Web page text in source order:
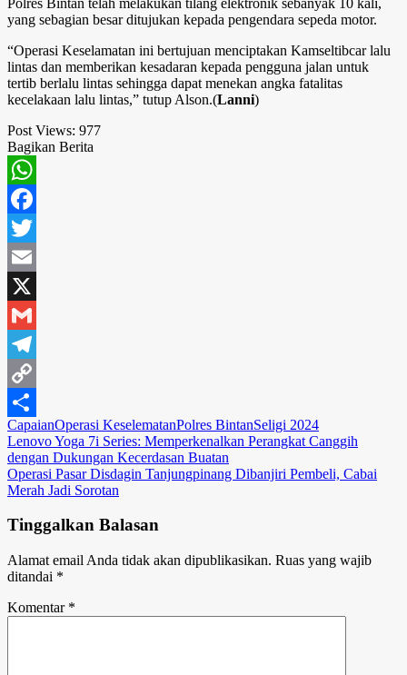
yang sebagian besar ditujukan kepada pengendara sepeda motor.
“Operasi Keselamatan ini bertujuan menciptakan Kamseltibcar lalu
lintas dan memberikan kesadaran kepada pengguna jalan untuk
tertib berlalu lintas sehingga dapat menekan angka fatalitas
kecelakaan lalu lintas,” tutup Alson.(Lanni)
Post Views: 977
Bagikan Berita
WhatsApp
Facebook
Twitter
Email
X
Gmail
Telegram
Copy
Link
Share
CapaianOperasi KeselematanPolres BintanSeligi 2024
Navigasi
pos
Lenovo Yoga 7i Series: Memperkenalkan Perangkat Canggih
dengan Dukungan Kecerdasan Buatan
Operasi Pasar Disdagin Tanjungpinang Dibanjiri Pembeli, Cabai
Merah Jadi Sorotan
Tinggalkan Balasan
Alamat email Anda tidak akan dipublikasikan. Ruas yang wajib
ditandai *
Komentar *